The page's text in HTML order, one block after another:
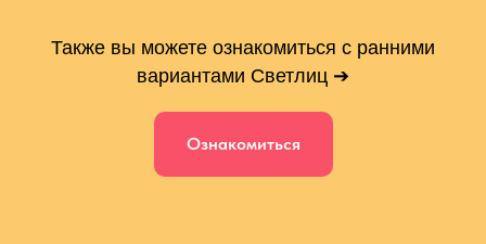
Также вы можете ознакомиться с ранними
вариантами Светлиц ➔
Ознакомиться